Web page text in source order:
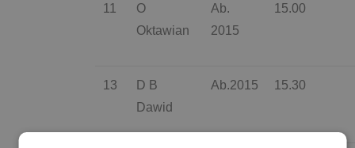
11
O
Oktawian
Ab.
2015
15.00
13
D B
Dawid
Ab.2015 15.30